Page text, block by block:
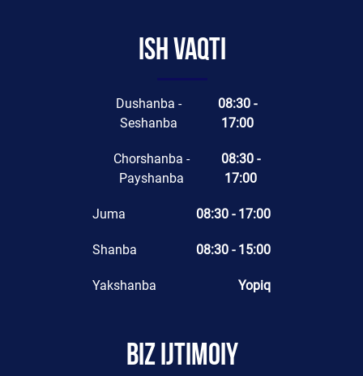
Ish vaqti
Dushanba -
Seshanba
08:30 -
17:00
Chorshanba -
Payshanba
08:30 -
17:00
Juma 08:30 - 17:00
Shanba 08:30 - 15:00
Yakshanba Yopiq
Biz ijtimoiy